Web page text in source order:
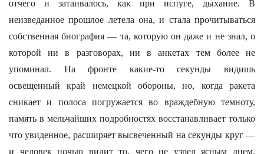
отчего и затаивалось, как при испуге, дыхание. В
неизведанное прошлое летела она, и стала прочитываться
собственная биография — та, которую он даже и не знал, о
которой ни в разговорах, ни в анкетах тем более не
упоминал. На фронте какие-то секунды видишь
освещенный край немецкой обороны, но, когда ракета
сникает и полоса погружается во враждебную темноту,
память в мельчайших подробностях восстанавливает только
что увиденное, расширяет высвеченный на секунды круг —
и человек ночью видит то, чего не узрел ясным днем.